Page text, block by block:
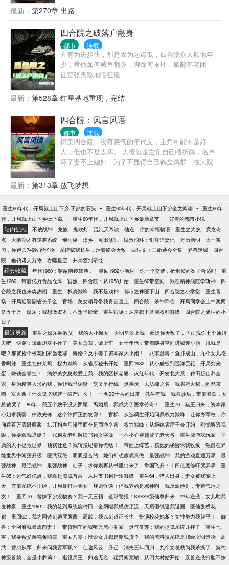
最新： 第270章 出路
四合院之破落户翻身
都市 连载
方有为进步快，那是因为起点低，四合院众人欺他年
少，看他如何咸鱼翻身，脚踩何雨柱，掀翻养老团，
让贾张氏跪地唱征服
最新： 第528章 红星基地重现，完结
四合院：风言风语
都市 连载
搞笑四合院，没有戾气的年代文，主角可能不是好
人，但也不是太坏。 大概就是主角自己瞎折腾，名声
坏了娶不上媳妇，为了不显得自己鹤立鸡群，在大院
自己悄咪咪的娶，瞒着四合院过上老婆孩子热炕头的
生活 单女主或者双女主，金手指是修仙者家里的玉雕
最新： 第313章 放飞梦想
重生60年代，开局就上山下乡 孑然的石头 - 重生60年代，开局就上山下乡全文阅读 - 重生60年
代，开局就上山下乡txt下载 - 重生60年代，开局就上山下乡最新章节 - 好看的都市小说
站内强推 不败战神 龙族 鬼吹灯 混沌天帝诀 仙逆 你的幸福物语 重生之为蚁
意念奇
点
大乘期才有逆袭系统 烟雨楼 汉乡 灵田修仙 误煞琅环：剑尊追妻记 万历新明
大一实
习，你跑去749收容怪物
系统赋我长生，活着终会无敌 白话文：三命通会全集 异兽迷城
四合
院：垂钓诸天万物
吞噬星空：开局签到帝经
经典收藏 年代1960：穿越南锣鼓巷， 重回1982小渔村 你一个交警，抢刑侦的案子合适吗
重
生1960，带着亿万食品仓库
官媛 四合院：从1958开始 重生60带空间 我在精神病院学斩神
四
合院之我也来凑热闹
重生：权势巅峰 我不是戏神 都市之神医下山 四合院之小学堂
重生官
场：开局迎娶副省长千金
官场：美女领导带我青云直上 四合院：杀神降临
开局同学会上中奖两
亿五千万
娱乐：我想做资本，不想当影帝 重生官场：从京都下基层权利巅峰
四合院之傻柱的小
日子
最近更新 重生之娱乐圈教父 我的大小魔女 大明星爱上我
孽徒你无敌了，下山找你七个师姐
去吧
快穿：短命炮灰不死了 美女总裁，请上车 五十年代：带着随身空间进城奔小康
甩我是
吧？那就捡个校花回家当老婆
悔婚？反手娶了资本家大小姐！
八零赶海：鱼虾成山，九个女儿吃
香喝辣
重生在好莱坞 权力巅峰：从省府秘书开始 重回1982：从小舢板到远洋巨轮
开局穷光
蛋，赚钱全靠挂！
病娇美女总裁爱上我 我的区长老婆
火红年代：开发北大荒，种田赶山养全
家
身为精英人形的我，你让我当保镖 交叉平行线 灵事录 以法律之名
我省府大秘，问鼎京
圈
军火贩子什么鬼？我就一破产厂长！ 一名SS士兵的日常 苍生有我
我被炒后，市值暴跌，女
总裁哭了
86年：我五个嫂子没人照顾 离婚后，我成为了医学传奇！
重生70：猎王归来，资本家
小姐求我娶
律政先锋：这个律师正的发邪！ 官梯：从选调生开始问鼎权力巅峰
让你办军校，你
佣兵百万震慑鹰酱
扒开相声马褂里面全是西游辛密 权力巅峰：从拒绝省厅千金开始
刚觉醒透视
眼，你要跟我退婚？
张易发老师解读书籍文字版 一不小心穿越成了老天爷 重生成游戏玩家
平
庸的人不拯救世界
顶我仕途？我转投纪委你慌啥！ 带娃上综艺，孩她妈杨蜜求我收敛
独自在异
能世界中闯荡升级
医武双绝 明明是合约，她们却想假戏真做 最强战神 我的游戏直通万界
最
强战神
最强战神 最强战神 仙子，求你别再从书里出来了 举国飞升！十四亿魔修吓哭异界
重
生85：运气好亿点，我靠赶海成首富
从村支书到仕途巅峰
重生64，猎人出身，妻女被我宠上
天
充值系统不正经，开局暴打拜金女 规则怪谈：但我养的是邪神啊
我反派他哥，专薅气运之
女！
重回70：替妹下乡没物资？我一天三顿 全球警报！SSSSS级仙尊归来
中年逆袭，女儿助我
变神豪
重生1961：我的签到系统能种田 全网嘲我模仿顶流，天后砸钱逼我退圈
医仙纵横花
都
重回62，我为国铸剑薅哭鹰酱 高武：我以剑道证长生 扮演校花她爹？女神努力我躺平！
御
兽：全网看我暴虐前妻！
带货翻车的我曝光黑心商家 灵气复苏：我的捉鬼系统开挂了
重生七
零，我要帮父亲鸣冤昭雪
重回八零：谁说女儿都是赔钱货？ 我的黑科技系统是18级文明造物
高
武：替弟从军，归来问我要军职？
仕途风云：升迁 消失三年回归，九个女总裁为我杀疯了
契约
神级兽娘，全是小萝莉！
退役兵王：归途无名 猛男闯莞城，从四大村姑开始
废兽逆袭打脸不按